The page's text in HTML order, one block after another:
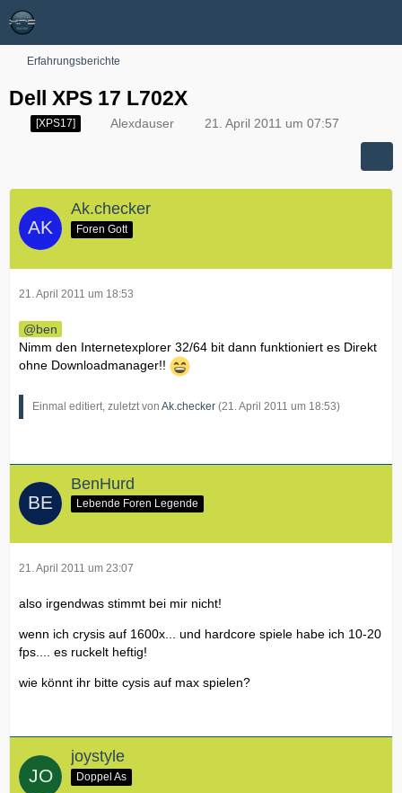
Erfahrungsberichte
Dell XPS 17 L702X
[XPS17] Alexdauser 21. April 2011 um 07:57
Ak.checker
Foren Gott
21. April 2011 um 18:53
ben
Nimm den Internetexplorer 32/64 bit dann funktioniert es Direkt
ohne Downloadmanager!!
Einmal editiert, zuletzt von Ak.checker (21. April 2011 um 18:53)
BenHurd
Lebende Foren Legende
21. April 2011 um 23:07
also irgendwas stimmt bei mir nicht!
wenn ich crysis auf 1600x... und hardcore spiele habe ich 10-20
fps.... es ruckelt heftig!
wie könnt ihr bitte cysis auf max spielen?
joystyle
Doppel As